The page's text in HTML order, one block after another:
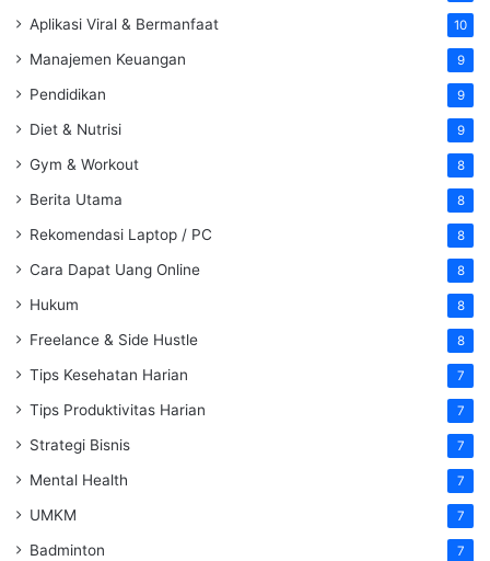
Aplikasi Viral & Bermanfaat 10
Manajemen Keuangan 9
Pendidikan 9
Diet & Nutrisi 9
Gym & Workout 8
Berita Utama 8
Rekomendasi Laptop / PC 8
Cara Dapat Uang Online 8
Hukum 8
Freelance & Side Hustle 8
Tips Kesehatan Harian 7
Tips Produktivitas Harian 7
Strategi Bisnis 7
Mental Health 7
UMKM 7
Badminton 7